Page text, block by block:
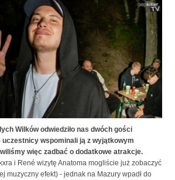
Wilków odwiedziło nas dwóch gości
wspominali ją z wyjątkowym
więc zadbać o dodatkowe atrakcje.
i René wizytę Anatoma mogliście już zobaczyć
muzyczny efekt) - jednak na Mazury wpadł do